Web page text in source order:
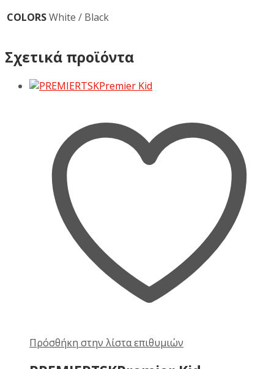
COLORSWhite / Black
Σχετικά προϊόντα
Πρόσθήκη στην λίστα επιθυμιών